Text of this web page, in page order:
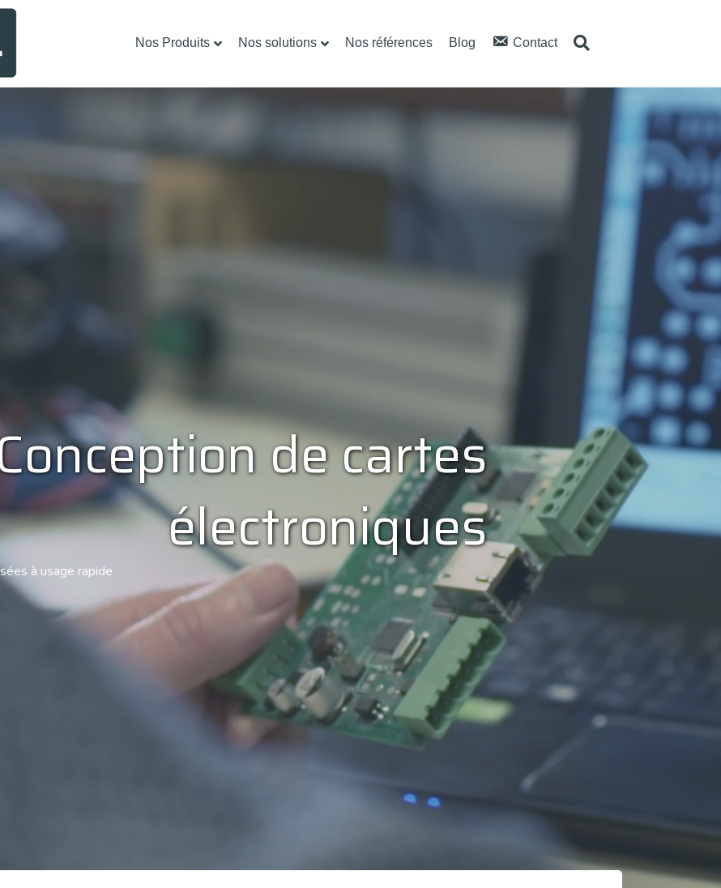
Nos Produits Nos solutions Nos références Blog Contact
de cartes
électroniques
à usage rapide